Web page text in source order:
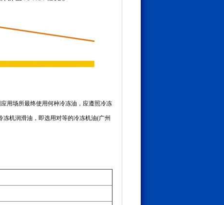
用场所最终使用何种冷冻油，应遵照冷冻
机润滑油，即选用对等的冷冻机油(广州